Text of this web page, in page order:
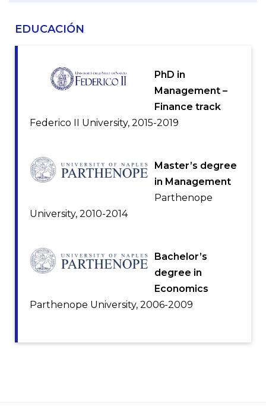
EDUCACIÓN
PhD in
Management –
Finance track
Federico II University, 2015-2019
Master’s degree
in Management
Parthenope
University, 2010-2014
Bachelor’s
degree in
Economics
Parthenope University, 2006-2009